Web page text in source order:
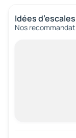
Idées d’escales
Nos